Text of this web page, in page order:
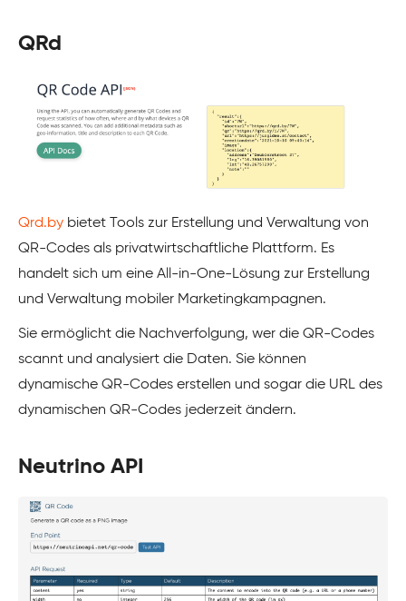
QRd
Qrd.by bietet Tools zur Erstellung und Verwaltung von
QR-Codes als privatwirtschaftliche Plattform. Es
handelt sich um eine All-in-One-Lösung zur Erstellung
und Verwaltung mobiler Marketingkampagnen.
Sie ermöglicht die Nachverfolgung, wer die QR-Codes
scannt und analysiert die Daten. Sie können
dynamische QR-Codes erstellen und sogar die URL des
dynamischen QR-Codes jederzeit ändern.
Neutrino API